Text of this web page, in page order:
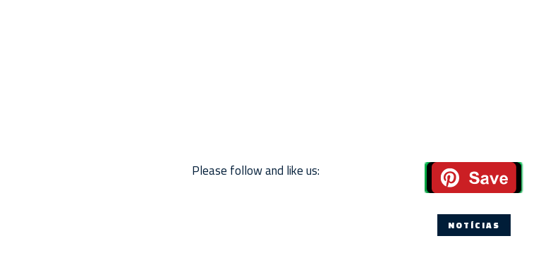
Please follow and like us:
NOTÍCIAS